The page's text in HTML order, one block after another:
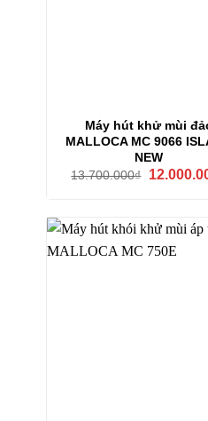
Máy hút khử mùi
MALLOCA MC 9066
NEW
13.700.000₫
Giá